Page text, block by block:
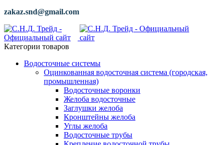
zakaz.snd@gmail.com
Категории товаров
Водосточные системы
Оцинкованная водосточная система (городская,
промышленная)
Водосточные воронки
Желоба водосточные
Заглушки желоба
Кронштейны желоба
Углы желоба
Водосточные трубы